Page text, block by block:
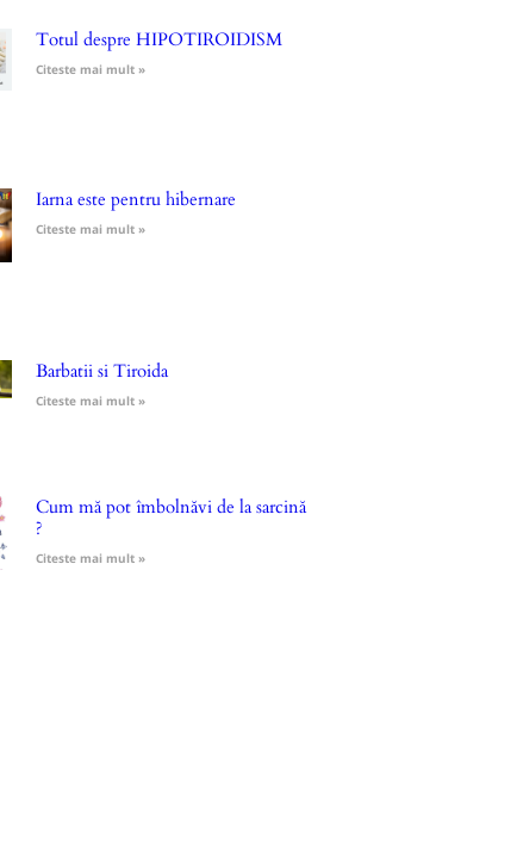
Totul despre HIPOTIROIDISM
Citeste mai mult »
Iarna este pentru hibernare
Citeste mai mult »
Barbatii si Tiroida
Citeste mai mult »
Cum mă pot îmbolnăvi de la sarcină
?
Citeste mai mult »